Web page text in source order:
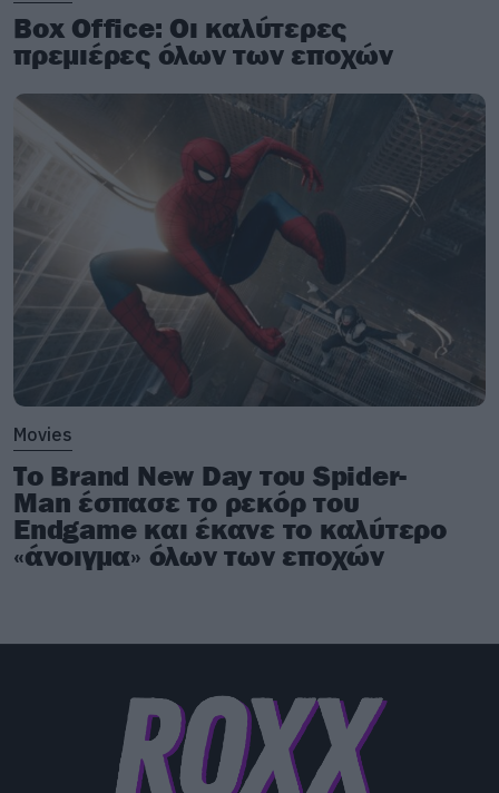
Box Office: Οι καλύτερες
πρεμιέρες όλων των εποχών
Movies
Το Brand New Day του Spider-
Man έσπασε το ρεκόρ του
Endgame και έκανε το καλύτερο
«άνοιγμα» όλων των εποχών